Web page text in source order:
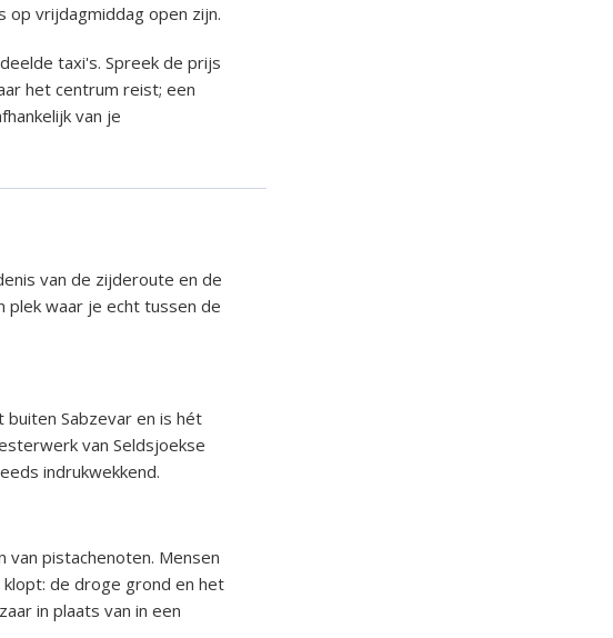
op vrijdagmiddag open zijn.
taxi's. Spreek de prijs
het centrum reist; een
van je
van de zijderoute en de
plek waar je echt tussen de
Sabzevar en is hét
van Seldsjoekse
indrukwekkend.
pistachenoten. Mensen
de droge grond en het
in plaats van in een